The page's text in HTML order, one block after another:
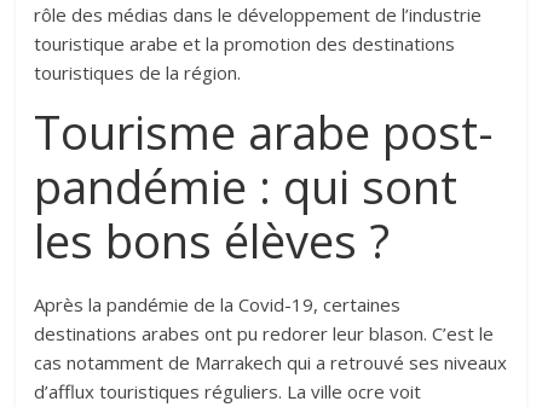
rôle des médias dans le développement de l’industrie
touristique arabe et la promotion des destinations
touristiques de la région.
Tourisme arabe post-
pandémie : qui sont
les bons élèves ?
Après la pandémie de la Covid-19, certaines
destinations arabes ont pu redorer leur blason. C’est le
cas notamment de Marrakech qui a retrouvé ses niveaux
d’afflux touristiques réguliers. La ville ocre voit